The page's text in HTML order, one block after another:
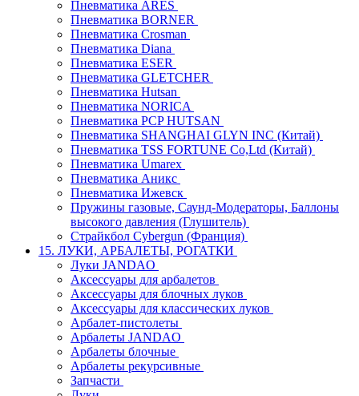
Пневматика ARES
Пневматика BORNER
Пневматика Crosman
Пневматика Diana
Пневматика ESER
Пневматика GLETCHER
Пневматика Hutsan
Пневматика NORICA
Пневматика PCP HUTSAN
Пневматика SHANGHAI GLYN INC (Китай)
Пневматика TSS FORTUNE Co,Ltd (Китай)
Пневматика Umarex
Пневматика Аникс
Пневматика Ижевск
Пружины газовые, Саунд-Модераторы, Баллоны
высокого давления (Глушитель)
Страйкбол Cybergun (Франция)
15. ЛУКИ, АРБАЛЕТЫ, РОГАТКИ
Луки JANDAO
Аксессуары для арбалетов
Аксессуары для блочных луков
Аксессуары для классических луков
Арбалет-пистолеты
Арбалеты JANDAO
Арбалеты блочные
Арбалеты рекурсивные
Запчасти